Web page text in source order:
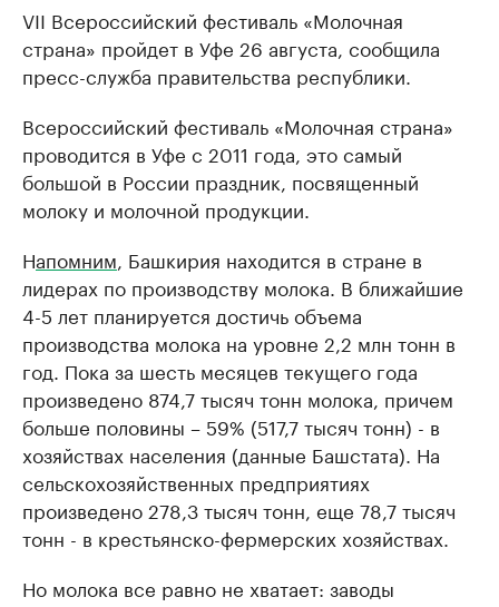
VII Всероссийский фестиваль «Молочная
страна» пройдет в Уфе 26 августа, сообщила
пресс-служба правительства республики.
Всероссийский фестиваль «Молочная страна»
проводится в Уфе с 2011 года, это самый
большой в России праздник, посвященный
молоку и молочной продукции.
Напомним, Башкирия находится в стране в
лидерах по производству молока. В ближайшие
4-5 лет планируется достичь объема
производства молока на уровне 2,2 млн тонн в
год. Пока за шесть месяцев текущего года
произведено 874,7 тысяч тонн молока, причем
больше половины – 59% (517,7 тысяч тонн) - в
хозяйствах населения (данные Башстата). На
сельскохозяйственных предприятиях
произведено 278,3 тысяч тонн, еще 78,7 тысяч
тонн - в крестьянско-фермерских хозяйствах.
Но молока все равно не хватает: заводы